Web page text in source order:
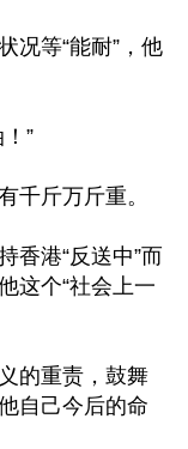
况等“能耐”，他
”
千斤万斤重。
香港“反送中”而
这个“社会上一
的重责，鼓舞
自己今后的命